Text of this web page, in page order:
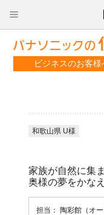
ビジネスのお客様
和歌山県 U様
家族が自然に集
奥様の夢をかな
担当： 陶彩館（オー